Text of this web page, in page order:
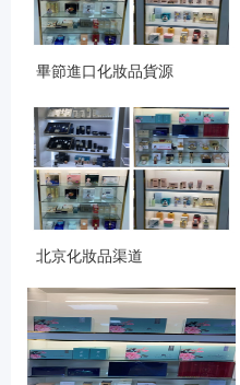
畢節進口化妝品貨源
北京化妝品渠道